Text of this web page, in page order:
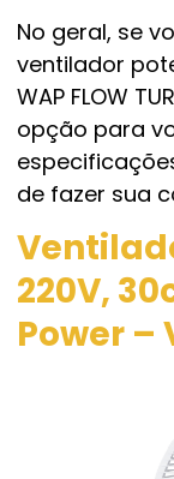
No geral, se
ventilador
WAP FLOW
opção para
de fazer sua
220V,
Power –